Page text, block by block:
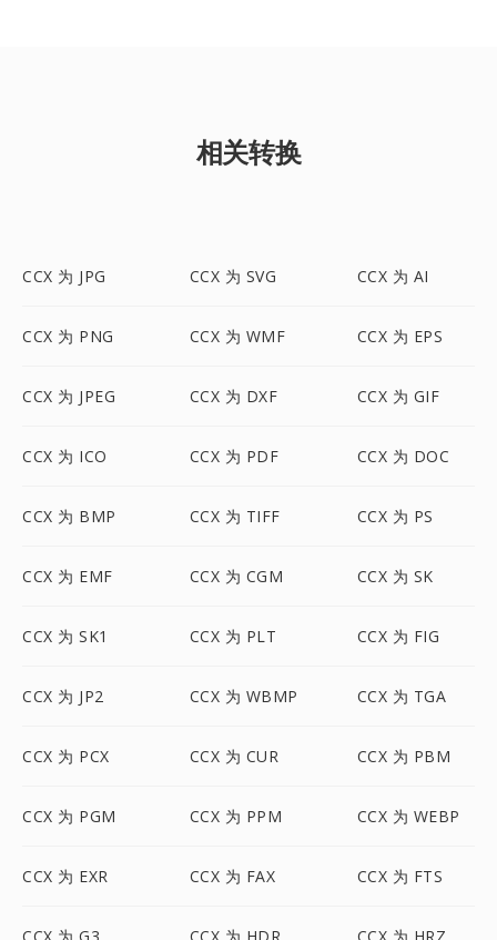
相关转换
CCX 为 JPG CCX 为 SVG CCX 为 AI
CCX 为 PNG CCX 为 WMF CCX 为 EPS
CCX 为 JPEG CCX 为 DXF CCX 为 GIF
CCX 为 ICO CCX 为 PDF CCX 为 DOC
CCX 为 BMP CCX 为 TIFF CCX 为 PS
CCX 为 EMF CCX 为 CGM CCX 为 SK
CCX 为 SK1 CCX 为 PLT CCX 为 FIG
CCX 为 JP2 CCX 为 WBMP CCX 为 TGA
CCX 为 PCX CCX 为 CUR CCX 为 PBM
CCX 为 PGM CCX 为 PPM CCX 为 WEBP
CCX 为 EXR CCX 为 FAX CCX 为 FTS